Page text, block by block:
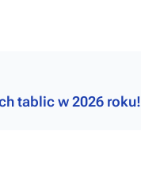
tablic w 2026 roku!